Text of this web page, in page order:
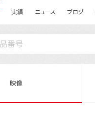
実績 ニュース ブログ
映像